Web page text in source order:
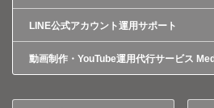
LINE公式アカウント運用サポート
動画制作・YouTube運用代行サービス